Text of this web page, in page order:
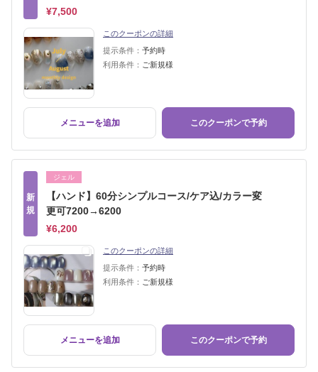
¥7,500
このクーポンの詳細
提示条件： 予約時
利用条件： ご新規様
メニューを追加 このクーポンで予約
新
規
ジェル
【ハンド】60分シンプルコース/ケア込/カラー変
更可7200→6200
¥6,200
このクーポンの詳細
提示条件： 予約時
利用条件： ご新規様
メニューを追加 このクーポンで予約